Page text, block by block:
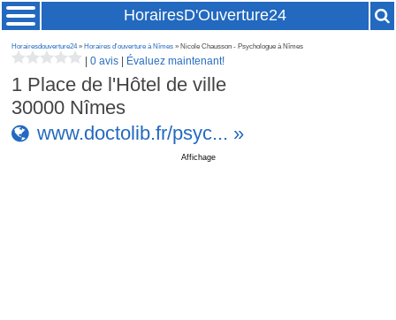
HorairesD'Ouverture24
Horairesdouverture24» Horaires d'ouverture à Nîmes » Nicole Chausson - Psychologue à Nîmes
|0 avis Évaluez maintenant!
1 Place de l'Hôtel de ville
30000 Nîmes
www.doctolib.fr/psyc... »
Affichage